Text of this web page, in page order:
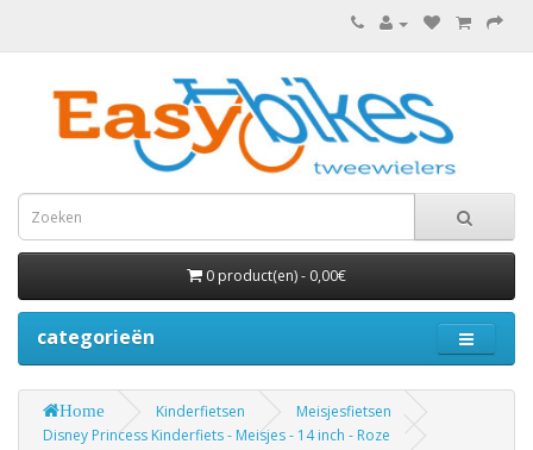
0 product(en) - 0,00€
categorieën
Home Kinderfietsen
Meisjesfietsen
Disney Princess Kinderfiets - Meisjes - 14 inch - Roze